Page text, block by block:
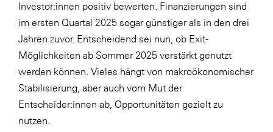
Investor:innen positiv bewerten. Finanzierungen sind
im ersten Quartal 2025 sogar günstiger als in den drei
Jahren zuvor. Entscheidend sei nun, ob Exit-
Möglichkeiten ab Sommer 2025 verstärkt genutzt
werden können. Vieles hängt von makroökonomischer
Stabilisierung, aber auch vom Mut der
Entscheider:innen ab, Opportunitäten gezielt zu
nutzen.